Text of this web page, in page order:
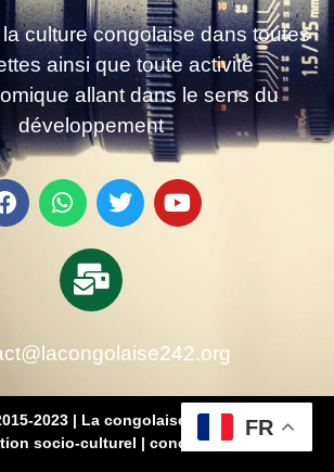
culture congolaise dans toutes
ainsi que toute activité
allant dans le sens du
développement
2023 | La congolaise 242 – média
socio-culturel | conçu par SB
FR